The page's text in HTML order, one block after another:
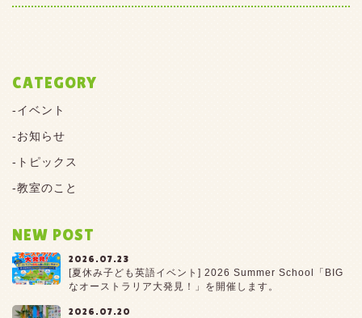
CATEGORY
イベント
お知らせ
トピックス
教室のこと
NEW POST
2026.07.23
[夏休み子ども英語イベント] 2026 Summer School「BIG
なオーストラリア大発見！」を開催します。
2026.07.20